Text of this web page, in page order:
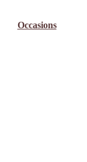
Occasions